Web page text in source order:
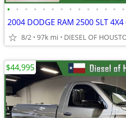
• • • • • • • • • • • • • •
8/2 97k mi DIESEL OF
$44,995